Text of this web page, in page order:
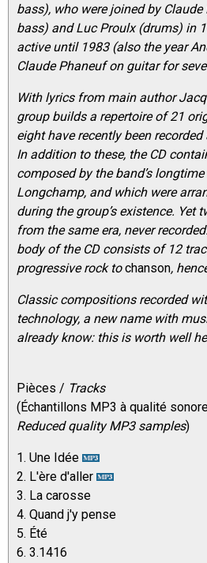
bass), who were joined by
bass) and Luc Proulx (drums) in
active until 1983 (also the year
Claude Phaneuf on guitar for
With lyrics from main author
group builds a repertoire of 21
eight have recently been
In addition to these, the CD
composed by the band’s
Longchamp, and which were
during the group’s existence. Yet
from the same era, never
body of the CD consists of 12
progressive rock tochanson,
Classic compositions recorded
technology, a new name with
already know: this is worth well
Pièces / Tracks
(Échantillons MP3 à qualité
Reduced quality MP3 samples)
1. Une Idée
2. L'ère d'aller
3. La carosse
4. Quand j'y pense
5. Été
6. 3.1416